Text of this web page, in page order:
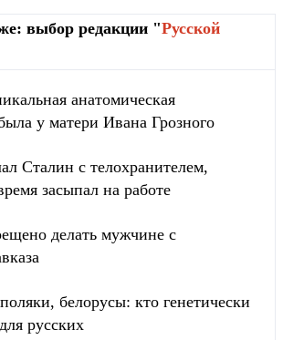
выбор редакции "Русской
анатомическая
у матери Ивана Грозного
Сталин с телохранителем,
засыпал на работе
делать мужчине с
белорусы: кто генетически
русских